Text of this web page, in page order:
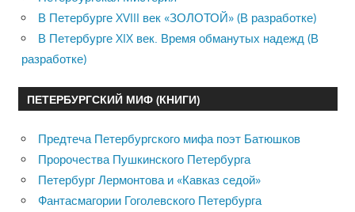
В Петербурге XVIII век «ЗОЛОТОЙ» (В разработке)
В Петербурге XIX век. Время обманутых надежд (В
разработке)
ПЕТЕРБУРГСКИЙ МИФ (КНИГИ)
Предтеча Петербургского мифа поэт Батюшков
Пророчества Пушкинского Петербурга
Петербург Лермонтова и «Кавказ седой»
Фантасмагории Гоголевского Петербурга